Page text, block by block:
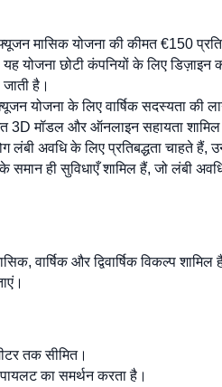
मासिक योजना की कीमत €150
योजना छोटी कंपनियों के लिए
है।
योजना के लिए वार्षिक सदस्यता की
3D मॉडल और ऑनलाइन सहायता
लंबी अवधि के लिए प्रतिबद्धता चाहते
ही सुविधाएँ शामिल हैं, जो लंबी
वार्षिक और द्विवार्षिक विकल्प शामिल
तक सीमित।
का समर्थन करता है।